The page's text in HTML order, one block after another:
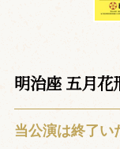
明治座 五月花
当公演は終了い